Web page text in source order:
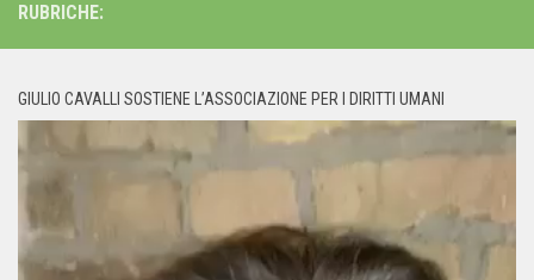
RUBRICHE:
GIULIO CAVALLI SOSTIENE L’ASSOCIAZIONE PER I DIRITTI UMANI
Player